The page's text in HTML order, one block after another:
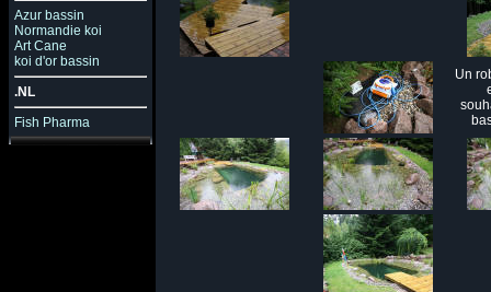
Azur bassin
Normandie koi
Art Cane
koi d'or bassin
.NL
Fish Pharma
Un